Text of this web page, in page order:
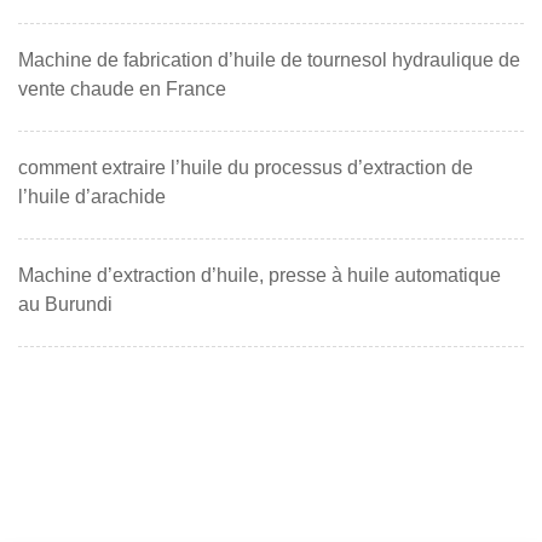
Machine de fabrication d’huile de tournesol hydraulique de
vente chaude en France
comment extraire l’huile du processus d’extraction de
l’huile d’arachide
Machine d’extraction d’huile, presse à huile automatique
au Burundi